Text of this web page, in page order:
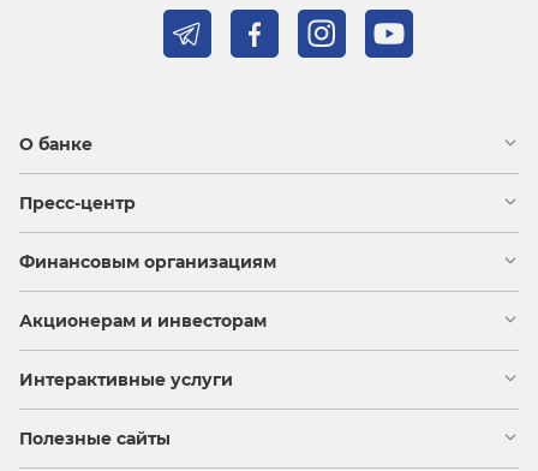
О банке
Пресс-центр
Финансовым организациям
Акционерам и инвесторам
Интерактивные услуги
Полезные сайты